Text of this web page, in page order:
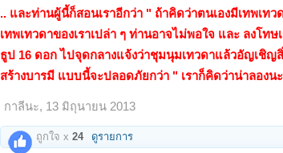
.. และท่านผู้นี้ก็สอนเราอีกว่า " ถ้าคิดว่าตนเองมีเทพเท
เทพเทวดาของเราเปล่า ๆ ท่านอาจไม่พอใจ และ ลงโท
ธูป 16 ดอก ไปจุดกลางแจ้งว่าชุมนุมเทวดาแล้วอัญเชิญ
สร้างบารมี แบบนี้จะปลอดภัยกว่า " เราก็คิดว่าน่าลองน
กาลีนะ, 13 มิถุนายน 2013
ถูกใจ x 24 ดูรายการ